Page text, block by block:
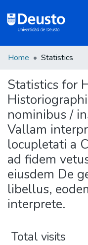
All of DSpace
Home Statistics
Statistics for
nominibus /
Vallam
locupletati a
ad fidem
eiusdem De
libellus,
interprete.
Total visits